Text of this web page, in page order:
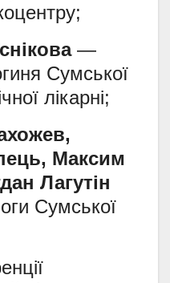
—
Сумської
лікарні;
Максим
Лагутін
Сумської